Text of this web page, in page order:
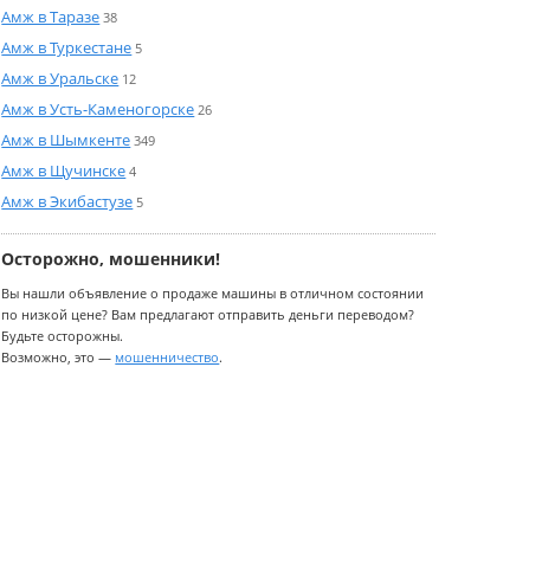
Амж в Таразе 38
Амж в Туркестане 5
Амж в Уральске 12
Амж в Усть-Каменогорске 26
Амж в Шымкенте 349
Амж в Щучинске 4
Амж в Экибастузе 5
Осторожно, мошенники!
Вы нашли объявление о продаже машины в отличном состоянии
по низкой цене? Вам предлагают отправить деньги переводом?
Будьте осторожны.
Возможно, это — мошенничество.